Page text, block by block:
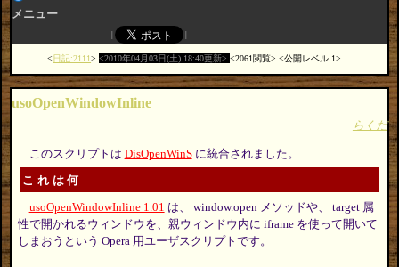
メニュー
日記:2111 2010年04月03日(土) 18:40更新 2061閲覧 公開レベル 1
usoOpenWindowInline
らくだ
このスクリプトは DisOpenWinSに統合されました。
これは何
usoOpenWindowInline 1.01 は、 window.open メソッドや、 target 属
性で開かれるウィンドウを、親ウィンドウ内に iframe を使って開いて
しまおうという Opera 用ユーザスクリプトです。